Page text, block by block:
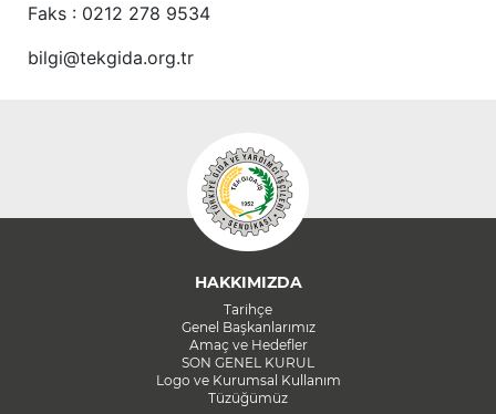
Faks : 0212 278 9534
bilgi@tekgida.org.tr
HAKKIMIZDA
Tarihçe
Genel Başkanlarımız
Amaç ve Hedefler
SON GENEL KURUL
Logo ve Kurumsal Kullanım
Tüzüğümüz